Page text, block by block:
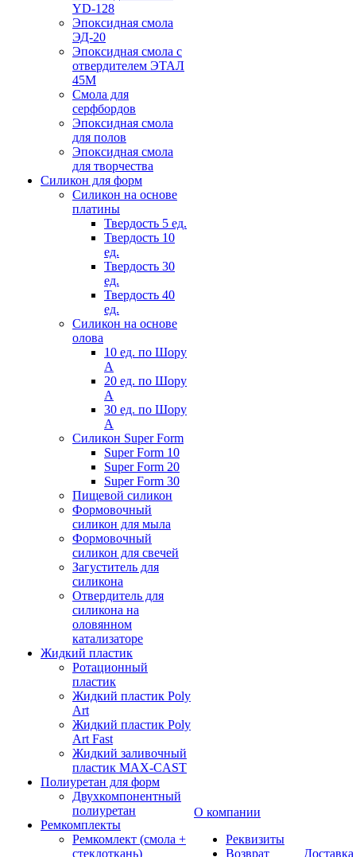
YD-128
Эпоксидная смола
ЭД-20
Эпоксидная смола с
отвердителем ЭТАЛ
45М
Смола для
серфбордов
Эпоксидная смола
для полов
Эпоксидная смола
для творчества
Силикон для форм
Силикон на основе
платины
Твердость 5 ед.
Твердость 10
ед.
Твердость 30
ед.
Твердость 40
ед.
Силикон на основе
олова
10 ед. по Шору
А
20 ед. по Шору
А
30 ед. по Шору
А
Силикон Super Form
Super Form 10
Super Form 20
Super Form 30
Пищевой силикон
Формовочный
силикон для мыла
Формовочный
силикон для свечей
Загуститель для
силикона
Отвердитель для
силикона на
оловянном
катализаторе
Жидкий пластик
Ротационный
пластик
Жидкий пластик Poly
Art
Жидкий пластик Poly
Art Fast
Жидкий заливочный
пластик MAX-CAST
Полиуретан для форм
Двухкомпонентный
полиуретан
Ремкомплекты
Ремкомлект (смола +
стеклоткань)
О компании
Реквизиты
Возврат
Доставка